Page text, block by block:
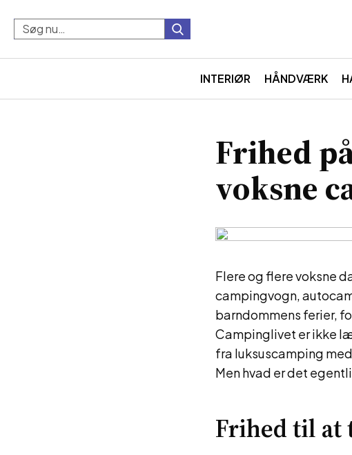
INTERIØR HÅNDVÆRK
Frihed
voksne
Flere og flere voksne
campingvogn,
barndommens ferier,
Campinglivet er ikke
fra luksuscamping
Men hvad er det
Frihed til at